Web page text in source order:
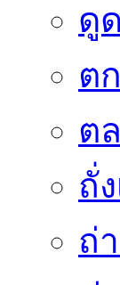
ดู
ต
ต
ถั่
ถ่